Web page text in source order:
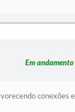
Em andamento
conexões